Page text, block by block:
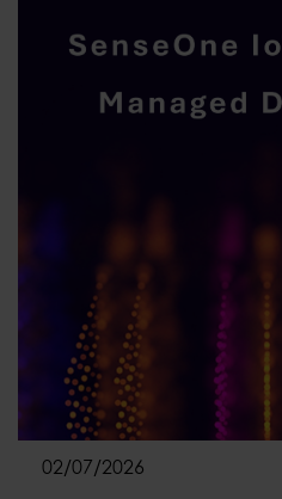
02/07/2026